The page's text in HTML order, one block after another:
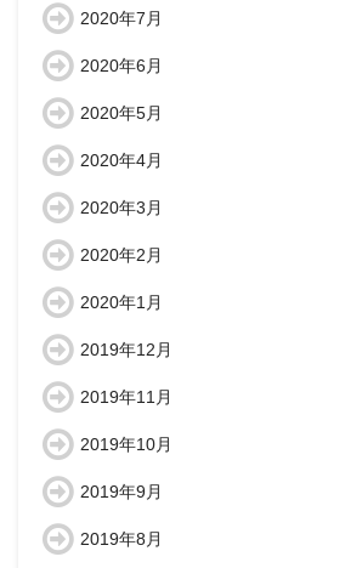
2020年7月
2020年6月
2020年5月
2020年4月
2020年3月
2020年2月
2020年1月
2019年12月
2019年11月
2019年10月
2019年9月
2019年8月